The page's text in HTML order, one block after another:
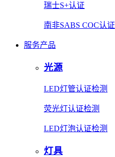
瑞士S+认证
南非SABS COC认证
服务产品
光源
LED灯管认证检测
荧光灯认证检测
LED灯泡认证检测
灯具